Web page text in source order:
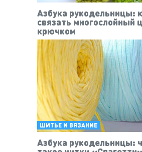
Азбука рукодельницы:
связать многослойный
крючком
ШИТЬЕ И ВЯЗАНИЕ
Азбука рукодельницы: